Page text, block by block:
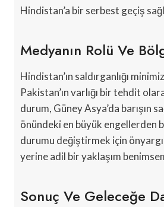
Hindistan’a bir serbest geçiş
Medyanın Rolü Ve
Hindistan’ın saldırganlığı
Pakistan’ın varlığı bir tehdit
durum, Güney Asya’da barışın
önündeki en büyük engellerden
durumu değiştirmek için
yerine adil bir yaklaşım
Sonuç Ve Geleceğe